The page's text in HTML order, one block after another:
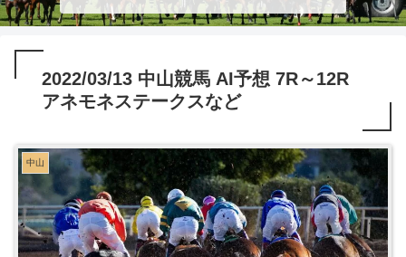
2022/03/13 中山競馬 AI予想 7R～12R
アネモネステークスなど
中山